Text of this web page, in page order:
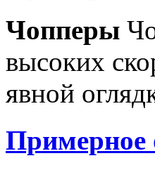
Чопперы
высоких
явной
Примерное